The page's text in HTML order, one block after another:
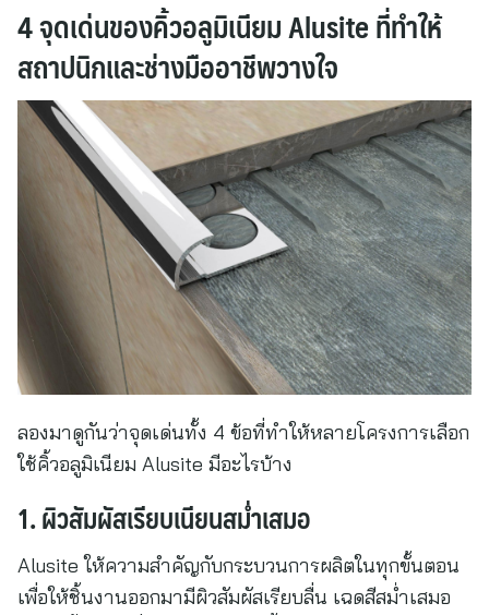
4 จุดเด่นของคิ้วอลูมิเนียม Alusite ที่ทำให้
สถาปนิกและช่างมืออาชีพวางใจ
ลองมาดูกันว่าจุดเด่นทั้ง 4 ข้อที่ทำให้หลายโครงการเลือก
ใช้คิ้วอลูมิเนียม Alusite มีอะไรบ้าง
1. ผิวสัมผัสเรียบเนียนสม่ำเสมอ
Alusite ให้ความสำคัญกับกระบวนการผลิตในทุกขั้นตอน
เพื่อให้ชิ้นงานออกมามีผิวสัมผัสเรียบลื่น เฉดสีสม่ำเสมอ